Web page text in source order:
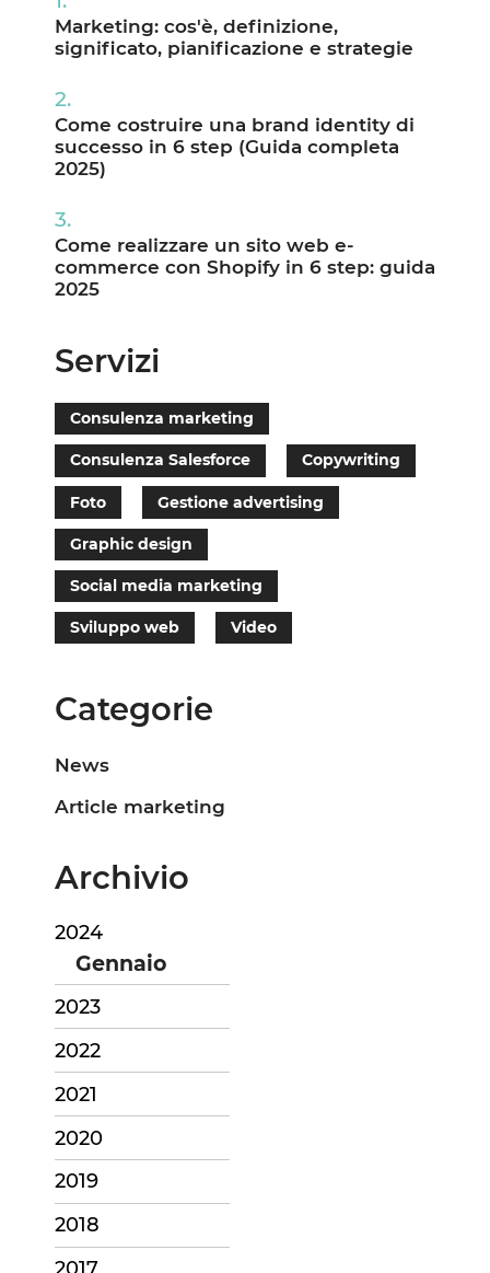
Archivio
2024
Gennaio
2023
2022
2021
2020
2019
2018
Categorie
News
Article marketing
Marketing: cos'è, definizione,
significato, pianificazione e strategie
Come costruire una brand identity di
successo in 6 step (Guida completa
2025)
Come realizzare un sito web e-
commerce con Shopify in 6 step: guida
2025
Servizi
Consulenza marketing
Consulenza Salesforce Copywriting
Foto Gestione advertising
Graphic design
Social media marketing
Sviluppo web Video